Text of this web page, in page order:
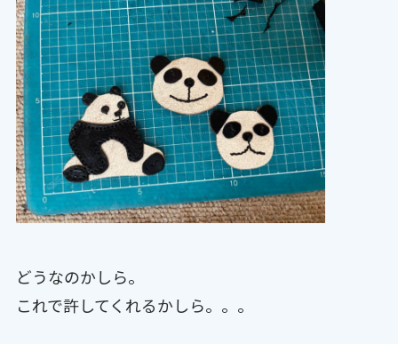
どうなのかしら。
これで許してくれるかしら。。。